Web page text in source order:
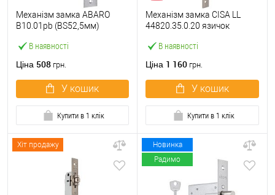
В наявності
Механізм замка ABARO
B10.01pb (BS52,5мм)
тех.пакування.без
Ціна 508 грн.
У кошик
Купити в 1 клік
В наявності
Механізм замка CISA LL
44820.35.0.20 язичок
нержавіюча сталь
Ціна 1 160 грн.
У кошик
Купити в 1 клік
Хіт продажу
Новинка
Радимо